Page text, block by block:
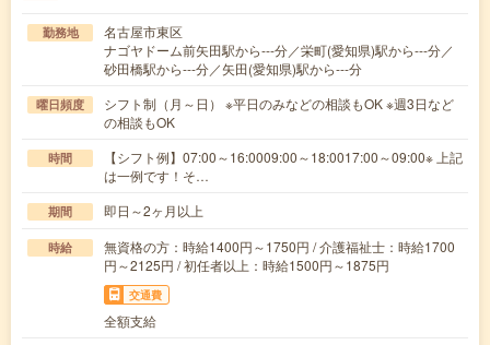
勤務地
名古屋市東区
ナゴヤドーム前矢田駅から---分／栄町(愛知県)駅から---分／
砂田橋駅から---分／矢田(愛知県)駅から---分
曜日頻度
シフト制（月～日） ※平日のみなどの相談もOK ※週3日など
の相談もOK
時間
【シフト例】07:00～16:0009:00～18:0017:00～09:00※ 上記
は一例です！そ…
期間 即日～2ヶ月以上
時給
無資格の方：時給1400円～1750円 / 介護福祉士：時給1700
円～2125円 / 初任者以上：時給1500円～1875円
交通費
全額支給